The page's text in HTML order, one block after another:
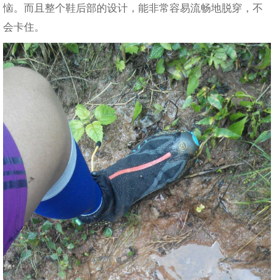
恼。而且整个鞋后部的设计，能非常容易流畅地脱穿，不
会卡住。